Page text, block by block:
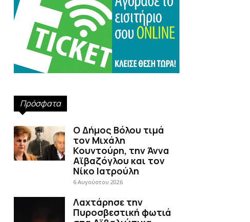
Πρόσφατα
Ο Δήμος Βόλου τιμά
τον Μιχάλη
Κουντούρη, την Άννα
Αϊβαζόγλου και τον
Νίκο Ιατρούλη
6 Αυγούστου 2026
Λαχτάρησε την
Πυροσβεστική φωτιά